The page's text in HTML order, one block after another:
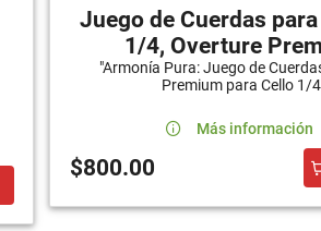
Juego de Cuerdas
1/4, Overture
"Armonía Pura: Juego de
Premium para Cello 1/
Más información
$800.00